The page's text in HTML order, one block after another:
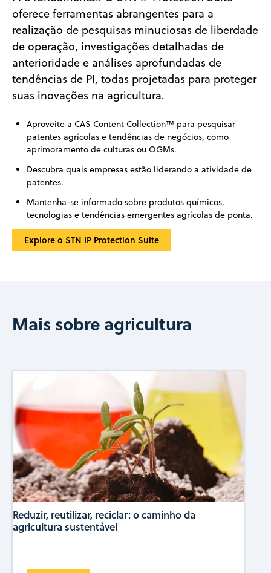
oferece ferramentas abrangentes para a
realização de pesquisas minuciosas de liberdade
de operação, investigações detalhadas de
anterioridade e análises aprofundadas de
tendências de PI, todas projetadas para proteger
suas inovações na agricultura.
Aproveite a CAS Content Collection™ para pesquisar
patentes agrícolas e tendências de negócios, como
aprimoramento de culturas ou OGMs.
Descubra quais empresas estão liderando a atividade de
patentes.
Mantenha-se informado sobre produtos químicos,
tecnologias e tendências emergentes agrícolas de ponta.
Explore o STN IP Protection Suite
Mais sobre agricultura
Reduzir, reutilizar, reciclar: o caminho da
agricultura sustentável